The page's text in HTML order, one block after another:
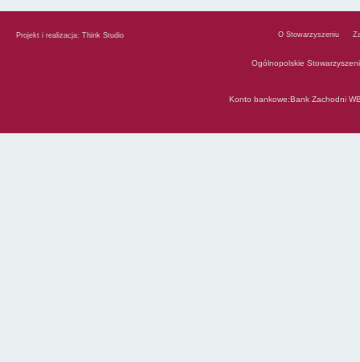
Projekt i realizacja: Think Studio O Stowarzyszeniu
Ogólnopolskie
Konto bankowe:Bank Zachodni